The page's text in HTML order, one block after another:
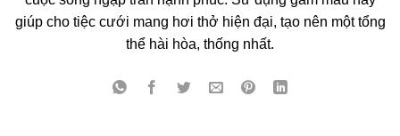
giúp cho tiệc cưới mang hơi thở hiện đại, tạo nên một tổng
thể hài hòa, thống nhất.